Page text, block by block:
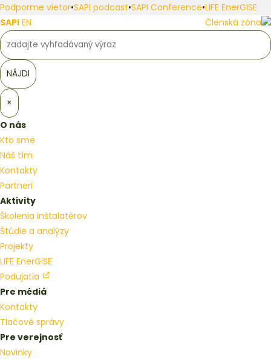
Podporme vietor•SAPI podcast•SAPI Conference•LIFE EnerGISE
SAPI EN Členská zóna
×
O nás
Kto sme
Náš tím
Kontakty
Partneri
Aktivity
Školenia inštalatérov
Štúdie a analýzy
Projekty
LIFE EnerGISE
Podujatia
Pre médiá
Kontakty
Tlačové správy
Pre verejnosť
Novinky